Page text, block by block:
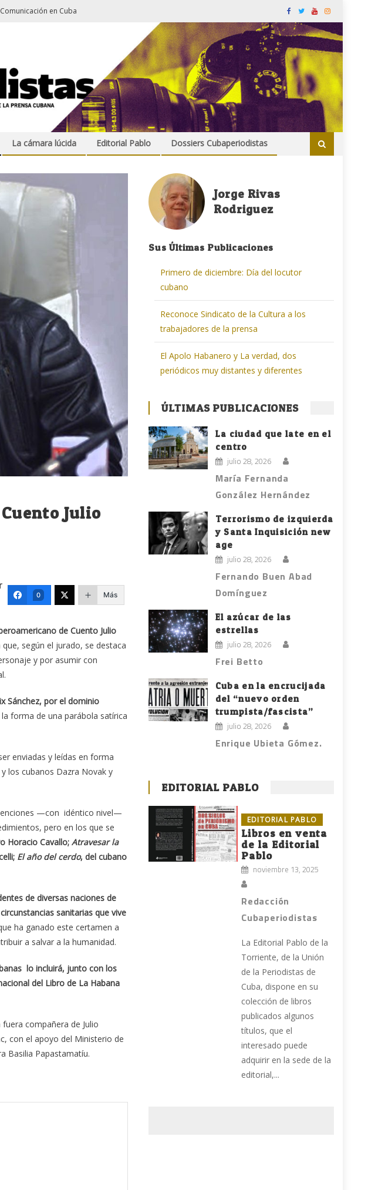
en Cuba
La cámara lúcida Editorial Pablo Dossiers Cubaperiodistas
Julio
0 Más
de Cuento Julio
que, según el jurado, se destaca
y por asumir con
Sánchez, por el dominio
forma de una parábola satírica
enviadas y leídas en forma
los cubanos Dazra Novak y
—con idéntico nivel—
pero en los que se
Horacio Cavallo; Atravesar la
El año del cerdo, del cubano
de diversas naciones de
sanitarias que vive
ha ganado este certamen a
a salvar a la humanidad.
lo incluirá, junto con los
del Libro de La Habana
compañera de Julio
con el apoyo del Ministerio de
Basilia Papastamatíu.
Jorge Rivas
Rodriguez
Sus Últimas Publicaciones
Primero de diciembre: Día del locutor
cubano
Reconoce Sindicato de la Cultura a los
trabajadores de la prensa
El Apolo Habanero y La verdad, dos
periódicos muy distantes y diferentes
ÚLTIMAS PUBLICACIONES
La ciudad que late en el
centro
julio 28, 2026
María Fernanda
González Hernández
Terrorismo de izquierda
y Santa Inquisición new
age
julio 28, 2026
Fernando Buen Abad
Domínguez
El azúcar de las
estrellas
julio 28, 2026
Frei Betto
Cuba en la encrucijada
del “nuevo orden
trumpista/fascista”
julio 28, 2026
Enrique Ubieta Gómez.
EDITORIAL PABLO
EDITORIAL PABLO
Libros en venta
de la Editorial
Pablo
noviembre 13, 2025
Redacción
Cubaperiodistas
La Editorial Pablo de la
Torriente, de la Unión
de la Periodistas de
Cuba, dispone en su
colección de libros
publicados algunos
títulos, que el
interesado puede
adquirir en la sede de la
editorial,...